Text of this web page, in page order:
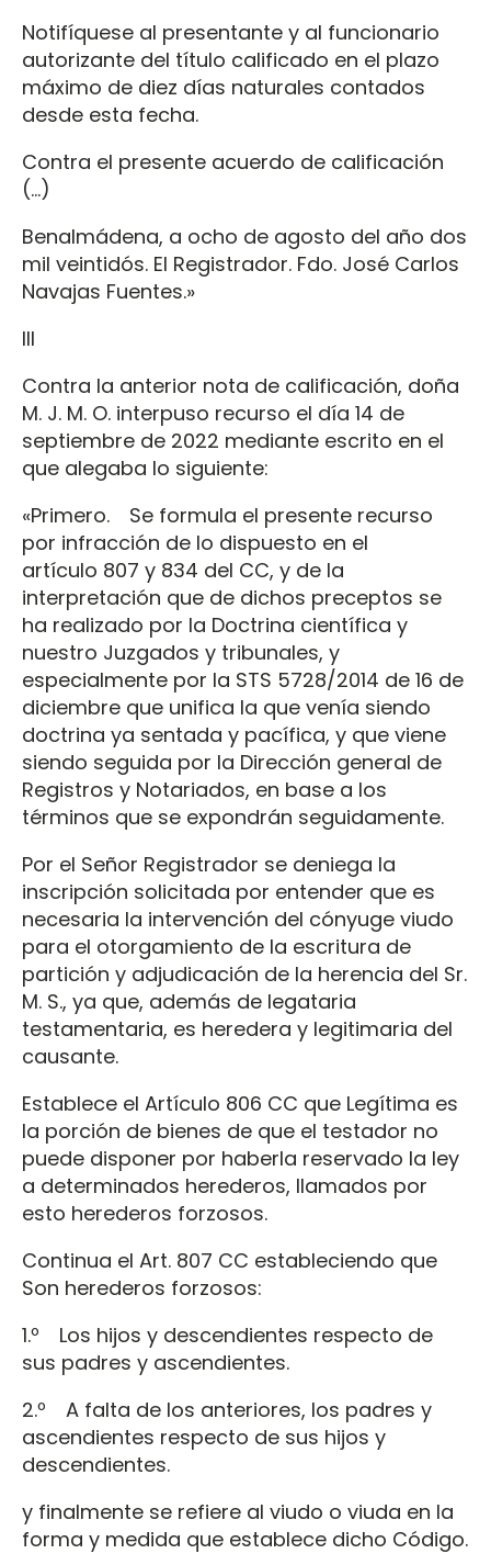
Notifíquese al presentante y al funcionario
autorizante del título calificado en el plazo
máximo de diez días naturales contados
desde esta fecha.
Contra el presente acuerdo de calificación
(…)
Benalmádena, a ocho de agosto del año dos
mil veintidós. El Registrador. Fdo. José Carlos
Navajas Fuentes.»
III
Contra la anterior nota de calificación, doña
M. J. M. O. interpuso recurso el día 14 de
septiembre de 2022 mediante escrito en el
que alegaba lo siguiente:
«Primero. Se formula el presente recurso
por infracción de lo dispuesto en el
artículo 807 y 834 del CC, y de la
interpretación que de dichos preceptos se
ha realizado por la Doctrina científica y
nuestro Juzgados y tribunales, y
especialmente por la STS 5728/2014 de 16 de
diciembre que unifica la que venía siendo
doctrina ya sentada y pacífica, y que viene
siendo seguida por la Dirección general de
Registros y Notariados, en base a los
términos que se expondrán seguidamente.
Por el Señor Registrador se deniega la
inscripción solicitada por entender que es
necesaria la intervención del cónyuge viudo
para el otorgamiento de la escritura de
partición y adjudicación de la herencia del Sr.
M. S., ya que, además de legataria
testamentaria, es heredera y legitimaria del
causante.
Establece el Artículo 806 CC que Legítima es
la porción de bienes de que el testador no
puede disponer por haberla reservado la ley
a determinados herederos, llamados por
esto herederos forzosos.
Continua el Art. 807 CC estableciendo que
Son herederos forzosos:
1.º Los hijos y descendientes respecto de
sus padres y ascendientes.
2.º A falta de los anteriores, los padres y
ascendientes respecto de sus hijos y
descendientes.
y finalmente se refiere al viudo o viuda en la
forma y medida que establece dicho Código.